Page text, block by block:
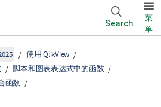
Search
菜
单
使用 QlikView
脚本和图表表达式中的函数
函数